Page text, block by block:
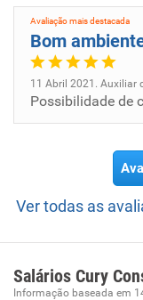
realização do
e usufruem do rigor
padrão de
restrito
Cury, cada vez
Avaliação mais destacada
Bom
11 Abril 2021. Auxiliar
Ver todas as
Salários Cury
Informação baseada em